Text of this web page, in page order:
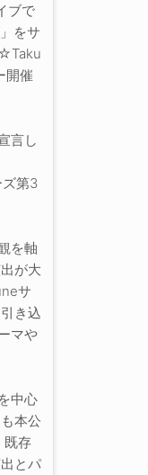
ブで
をサ
開催
言し
ズ第3
を軸
が大
サ
き込
マや
中心
本公
既存
とパ